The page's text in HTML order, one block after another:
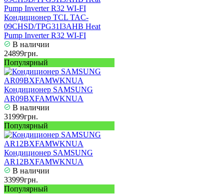
Кондиционер TCL TAC-
09CHSD/TPG31I3AHB Heat
Pump Inverter R32 WI-FI
В наличии
24899грн.
Популярный
Кондиционер SAMSUNG
AR09BXFAMWKNUA
В наличии
31999грн.
Популярный
Кондиционер SAMSUNG
AR12BXFAMWKNUA
В наличии
33999грн.
Популярный